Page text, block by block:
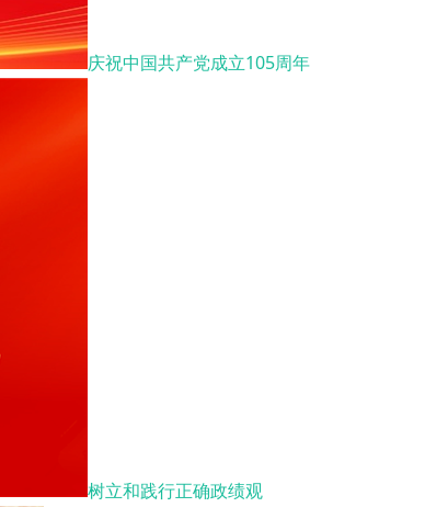
庆祝中国共产党成立105周年
树立和践行正确政绩观